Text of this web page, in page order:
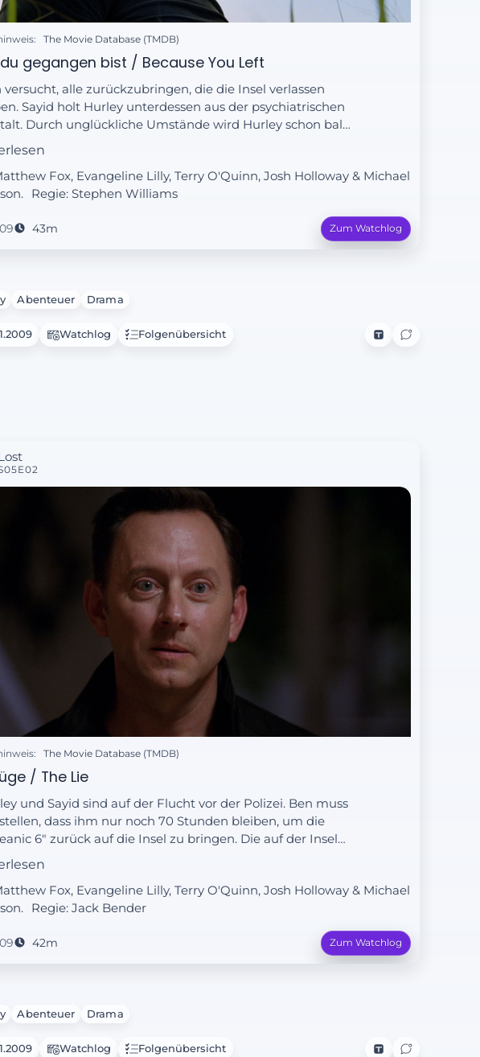
The Movie Database (TMDB)
gegangen bist / Because You Left
versucht, alle zurückzubringen, die die Insel verlassen
Sayid holt Hurley unterdessen aus der psychiatrischen
Durch unglückliche Umstände wird Hurley schon bald
zwei Morde begangen zu haben.
Fox, Evangeline Lilly, Terry O'Quinn, Josh Holloway & Michael
Regie: Stephen Williams
43m Zum Watchlog
Abenteuer Drama
Watchlog Folgenübersicht
The Movie Database (TMDB)
/ The Lie
und Sayid sind auf der Flucht vor der Polizei. Ben muss
dass ihm nur noch 70 Stunden bleiben, um die
6" zurück auf die Insel zu bringen. Die auf der Insel
springen nach wie vor durch die Zeit.
Fox, Evangeline Lilly, Terry O'Quinn, Josh Holloway & Michael
Regie: Jack Bender
42m Zum Watchlog
Abenteuer Drama
Watchlog Folgenübersicht